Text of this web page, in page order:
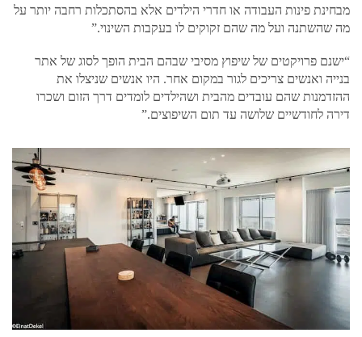
מבחינת פינות העבודה או חדרי הילדים אלא בהסתכלות רחבה יותר על
מה שהשתנה ועל מה שהם זקוקים לו בעקבות השינוי.”
“ישנם פרויקטים של שיפוץ מסיבי שבהם הבית הופך לסוג של אתר
בנייה ואנשים צריכים לגור במקום אחר. היו אנשים שניצלו את
ההזדמנות שהם עובדים מהבית ושהילדים לומדים דרך הזום ושכרו
דירה לחודשיים שלושה עד תום השיפוצים.”